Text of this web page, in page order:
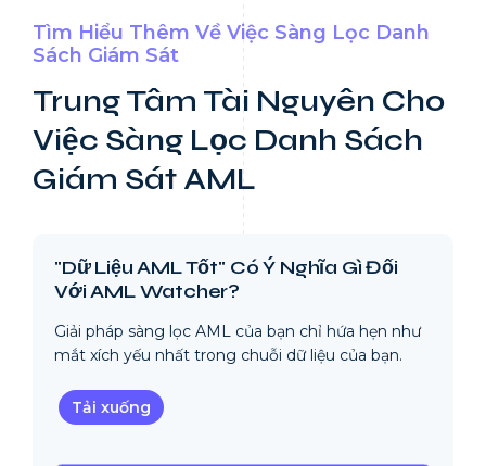
Tìm Hiểu Thêm Về Việc Sàng Lọc Danh
Sách Giám Sát
Trung Tâm Tài Nguyên Cho
Việc Sàng Lọc Danh Sách
Giám Sát AML
"Dữ Liệu AML Tốt" Có Ý Nghĩa Gì Đối
Với AML Watcher?
Giải pháp sàng lọc AML của bạn chỉ hứa hẹn như
mắt xích yếu nhất trong chuỗi dữ liệu của bạn.
Tải xuống